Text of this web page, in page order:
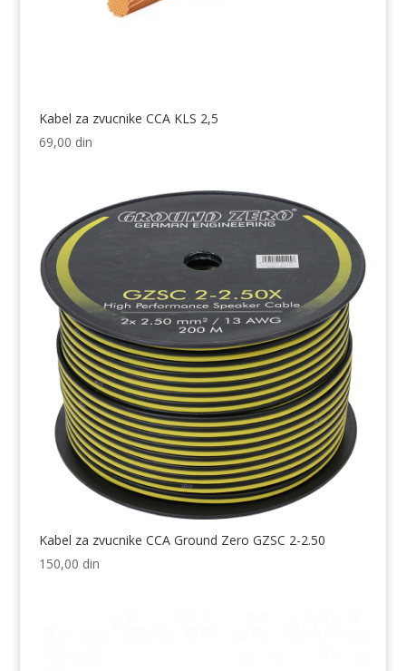
Kabel za zvucnike CCA KLS 2,5
69,00 din
Kabel za zvucnike CCA Ground Zero GZSC 2-2.50
150,00 din